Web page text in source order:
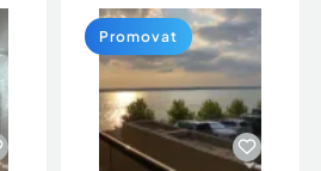
Promovat